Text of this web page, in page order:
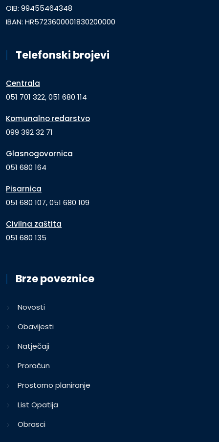
OIB: 99455464348
IBAN: HR5723600001830200000
Telefonski brojevi
Centrala
051 701 322, 051 680 114
Komunalno redarstvo
099 392 32 71
Glasnogovornica
051 680 164
Pisarnica
051 680 107, 051 680 109
Civilna zaštita
051 680 135
Brze poveznice
Novosti
Obavijesti
Natječaji
Proračun
Prostorno planiranje
List Opatija
Obrasci